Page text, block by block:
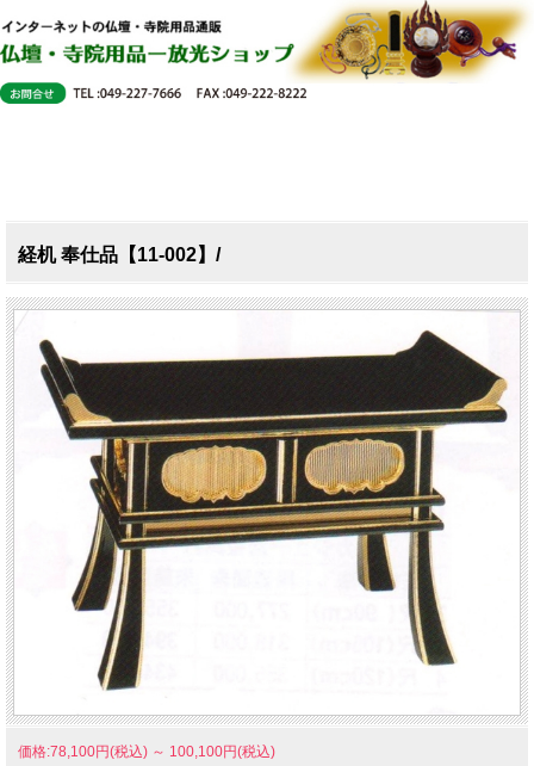
経机 奉仕品【11-002】/
価格:78,100円(税込) ～ 100,100円(税込)